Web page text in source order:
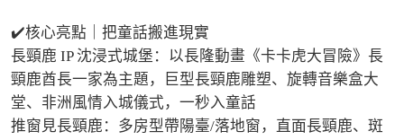
✔️核心亮點｜把童話搬進現實
長頸鹿 IP 沈浸式城堡：以長隆動畫《卡卡虎大冒險》長
頸鹿酋長一家為主題，巨型長頸鹿雕塑、旋轉音樂盒大
堂、非洲風情入城儀式，一秒入童話
推窗見長頸鹿：多房型帶陽臺/落地窗，直面長頸鹿、斑